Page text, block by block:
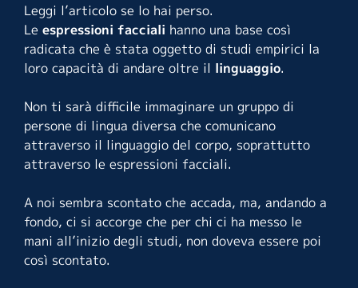
Leggi l’articolo se lo hai perso.
Le espressioni facciali hanno una base così
radicata che è stata oggetto di studi empirici la
loro capacità di andare oltre il linguaggio.
Non ti sarà difficile immaginare un gruppo di
persone di lingua diversa che comunicano
attraverso il linguaggio del corpo, soprattutto
attraverso le espressioni facciali.
A noi sembra scontato che accada, ma, andando a
fondo, ci si accorge che per chi ci ha messo le
mani all’inizio degli studi, non doveva essere poi
così scontato.